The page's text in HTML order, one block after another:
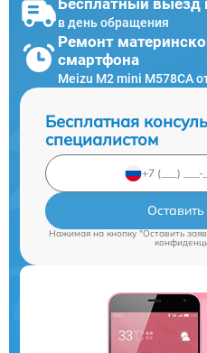
Бесплатный выезд
в день обращения
Ремонт
смартфона
Meizu M2 mini M578CA
Бесплатная
специалистом
Нажимая на кнопку "Оставить